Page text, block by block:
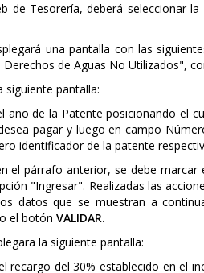
de Tesorería, deberá seleccionar
una pantalla con las
de Aguas No Utilizados",
pantalla:
año de la Patente posicionando el
pagar y luego en campo
identificador de la patente
el párrafo anterior, se debe
"Ingresar". Realizadas las
datos que se muestran a
el botón VALIDAR.
la siguiente pantalla:
recargo del 30% establecido en el